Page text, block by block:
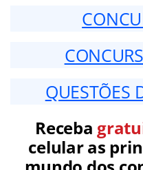
QUESTÕES
Receba
celular as